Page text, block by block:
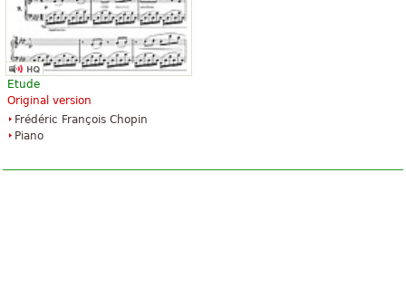
Etude
Original version
Frédéric François Chopin
Piano